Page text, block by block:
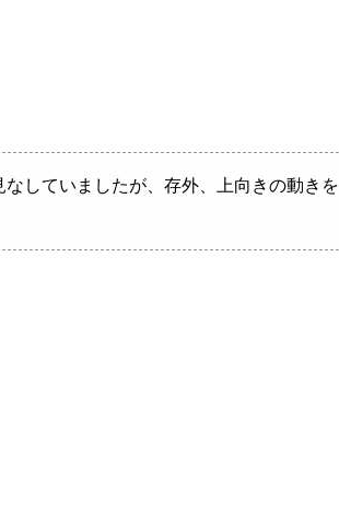
していましたが、存外、上向きの動きを